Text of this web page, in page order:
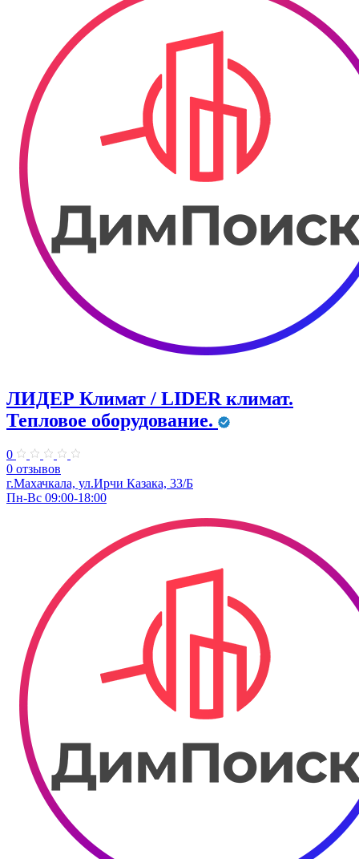
ЛИДЕР Климат / LIDER климат.
Тепловое оборудование.
0
0 отзывов
г.Махачкала, ул.Ирчи Казака, 33/Б
Пн-Вс 09:00-18:00